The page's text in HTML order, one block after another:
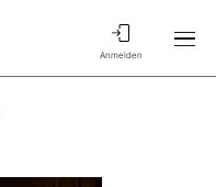
Anmelden